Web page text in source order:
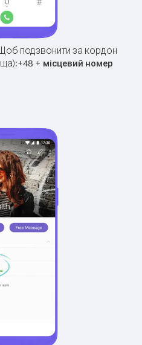
подзвонити за кордон
+48 + місцевий номер